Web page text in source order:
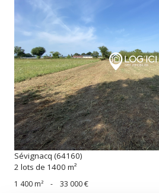
voir le bien
Sévignacq (64160)
2 lots de 1400 m²
1 400 m² - 33 000 €